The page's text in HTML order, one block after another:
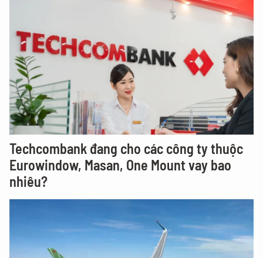
Techcombank đang cho các công ty thuộc
Eurowindow, Masan, One Mount vay bao
nhiêu?